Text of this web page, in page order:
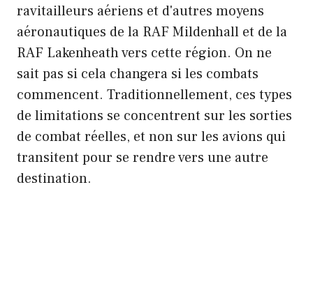
ravitailleurs aériens et d'autres moyens
aéronautiques de la RAF Mildenhall et de la
RAF Lakenheath vers cette région. On ne
sait pas si cela changera si les combats
commencent. Traditionnellement, ces types
de limitations se concentrent sur les sorties
de combat réelles, et non sur les avions qui
transitent pour se rendre vers une autre
destination.